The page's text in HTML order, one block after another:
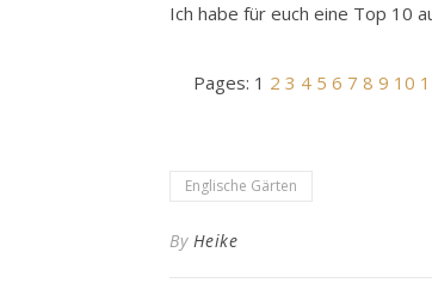
Ich habe für euch eine Top 10
Pages: 1 2 3 4 5 6 7 8 9 10
Englische Gärten
By Heike